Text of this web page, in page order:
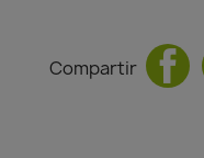
Compartir